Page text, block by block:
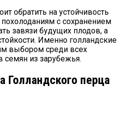
обратить на устойчивость
с сохранением
завязи будущих плодов, а
Именно голландские
выбором среди всех
семян из зарубежья.
Голландского перца